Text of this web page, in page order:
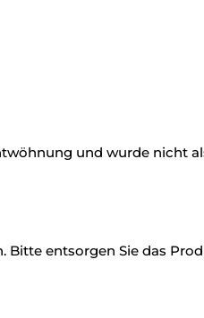
und wurde nicht
entsorgen Sie das